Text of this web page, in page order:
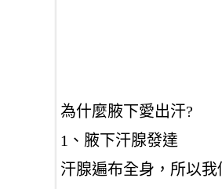
為什麼腋下愛出汗?
1、腋下汗腺發達
汗腺遍布全身，所以